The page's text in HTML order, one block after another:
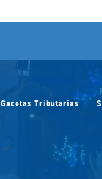
Gacetas Tributarias